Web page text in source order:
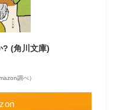
? (角川文庫)
調べ）